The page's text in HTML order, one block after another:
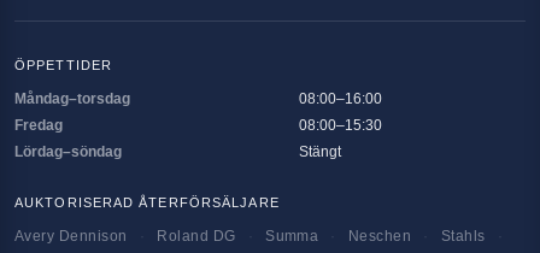
ÖPPETTIDER
Måndag–torsdag
08:00–16:00
Fredag
08:00–15:30
Lördag–söndag
Stängt
AUKTORISERAD ÅTERFÖRSÄLJARE
Avery Dennison Roland DG Summa Neschen Stahls